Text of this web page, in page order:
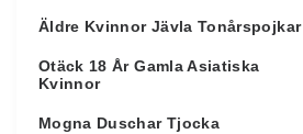
Äldre Kvinnor Jävla Tonårspojkar
Otäck 18 År Gamla Asiatiska
Kvinnor
Mogna Duschar Tjocka